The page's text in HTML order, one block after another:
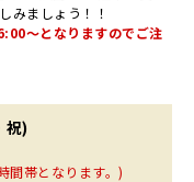
みましょう！！
～となりますのでご注
祝)
間帯となります。)